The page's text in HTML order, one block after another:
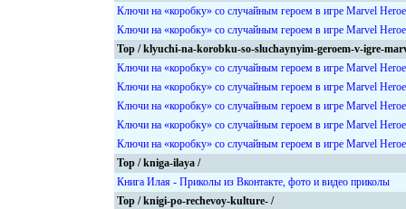
Ключи на «коробку» со случайным героем в игре Marvel
Ключи на «коробку» со случайным героем в игре Marvel
Top / klyuchi-na-korobku-so-sluchaynyim-geroem-v-igre-
Ключи на «коробку» со случайным героем в игре Marvel
Ключи на «коробку» со случайным героем в игре Marvel
Ключи на «коробку» со случайным героем в игре Marvel
Ключи на «коробку» со случайным героем в игре Marvel
Ключи на «коробку» со случайным героем в игре Marvel
Top / kniga-ilaya /
Книга Илая - Приколы из Вконтакте, фото и видео приколы
Top / knigi-po-rechevoy-kulture- /